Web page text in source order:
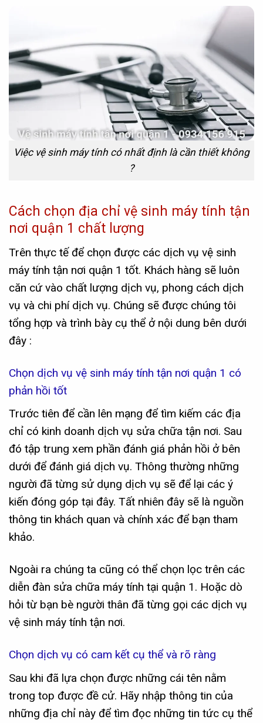
Việc vệ sinh máy tính có nhất định là cần thiết không
?
Cách chọn địa chỉ vệ sinh máy tính tận
nơi quận 1 chất lượng
Trên thực tế để chọn được các dịch vụ vệ sinh
máy tính tận nơi quận 1 tốt. Khách hàng sẽ luôn
căn cứ vào chất lượng dịch vụ, phong cách dịch
vụ và chi phí dịch vụ. Chúng sẽ được chúng tôi
tổng hợp và trình bày cụ thể ở nội dung bên dưới
đây :
Chọn dịch vụ vệ sinh máy tính tận nơi quận 1 có
phản hồi tốt
Trước tiên để cần lên mạng để tìm kiếm các địa
chỉ có kinh doanh dịch vụ sửa chữa tận nơi. Sau
đó tập trung xem phần đánh giá phản hồi ở bên
dưới để đánh giá dịch vụ. Thông thường những
người đã từng sử dụng dịch vụ sẽ để lại các ý
kiến đóng góp tại đây. Tất nhiên đây sẽ là nguồn
thông tin khách quan và chính xác để bạn tham
khảo.
Ngoài ra chúng ta cũng có thể chọn lọc trên các
diễn đàn sửa chữa máy tính tại quận 1 . Hoặc dò
hỏi từ bạn bè người thân đã từng gọi các dịch vụ
vệ sinh máy tính tận nơi.
Chọn dịch vụ có cam kết cụ thể và rõ ràng
Sau khi đã lựa chọn được những cái tên nằm
trong top được đề cử. Hãy nhập thông tin của
những địa chỉ này để tìm đọc những tin tức cụ thể